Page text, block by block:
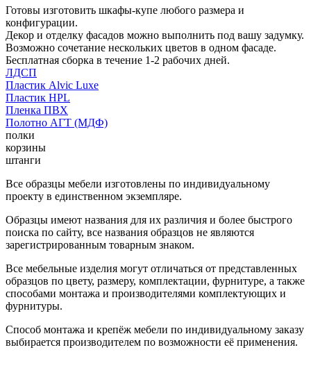
Готовы изготовить шкафы-купе любого размера и
конфигурации.
Декор и отделку фасадов можно выполнить под вашу задумку.
Возможно сочетание нескольких цветов в одном фасаде.
Бесплатная сборка в течение 1-2 рабочих дней.
ЛДСП
Пластик Alvic Luxe
Пластик HPL
Пленка ПВХ
Полотно АГТ (МДФ)
полки
корзины
штанги
Все образцы мебели изготовлены по индивидуальному
проекту в единственном экземпляре.
Образцы имеют названия для их различия и более быстрого
поиска по сайту, все названия образцов не являются
зарегистрированным товарным знаком.
Все мебельные изделия могут отличаться от представленных
образцов по цвету, размеру, комплектации, фурнитуре, а также
способами монтажа и производителями комплектующих и
фурнитуры.
Способ монтажа и крепёж мебели по индивидуальному заказу
выбирается производителем по возможности её применения.